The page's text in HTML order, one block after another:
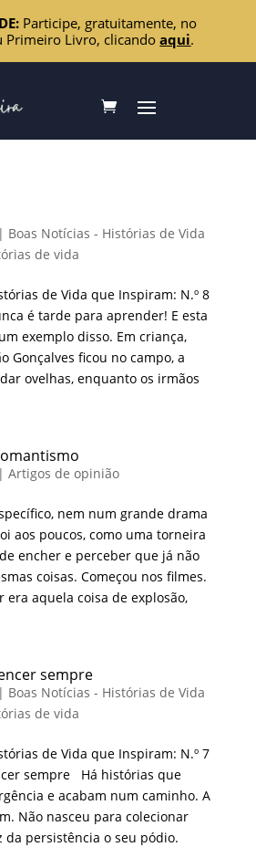
Participe, gratuitamente, no
Primeiro Livro, clicandoaqui.
| Boas Notícias - Histórias de Vida
de vida
de Vida que Inspiram: N.º 8
é tarde para aprender! E esta
exemplo disso. Em criança,
Gonçalves ficou no campo, a
ovelhas, enquanto os irmãos
| Artigos de opinião
nem num grande drama
aos poucos, como uma torneira
encher e perceber que já não
coisas. Começou nos filmes.
era aquela coisa de explosão,
sempre
| Boas Notícias - Histórias de Vida
de vida
de Vida que Inspiram: N.º 7
sempre Há histórias que
e acabam num caminho. A
Não nasceu para colecionar
da persistência o seu pódio.